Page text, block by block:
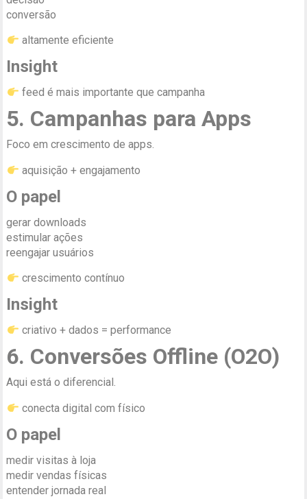
conversão
altamente eficiente
Insight
feed é mais importante que campanha
5. Campanhas para Apps
Foco em crescimento de apps.
aquisição + engajamento
O papel
gerar downloads
estimular ações
reengajar usuários
crescimento contínuo
Insight
criativo + dados = performance
6. Conversões Offline (O2O)
Aqui está o diferencial.
conecta digital com físico
O papel
medir visitas à loja
medir vendas físicas
entender jornada real